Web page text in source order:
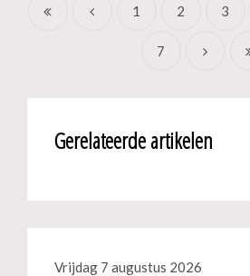
1 2 3
7
Gerelateerde artikelen
Vrijdag 7 augustus 2026